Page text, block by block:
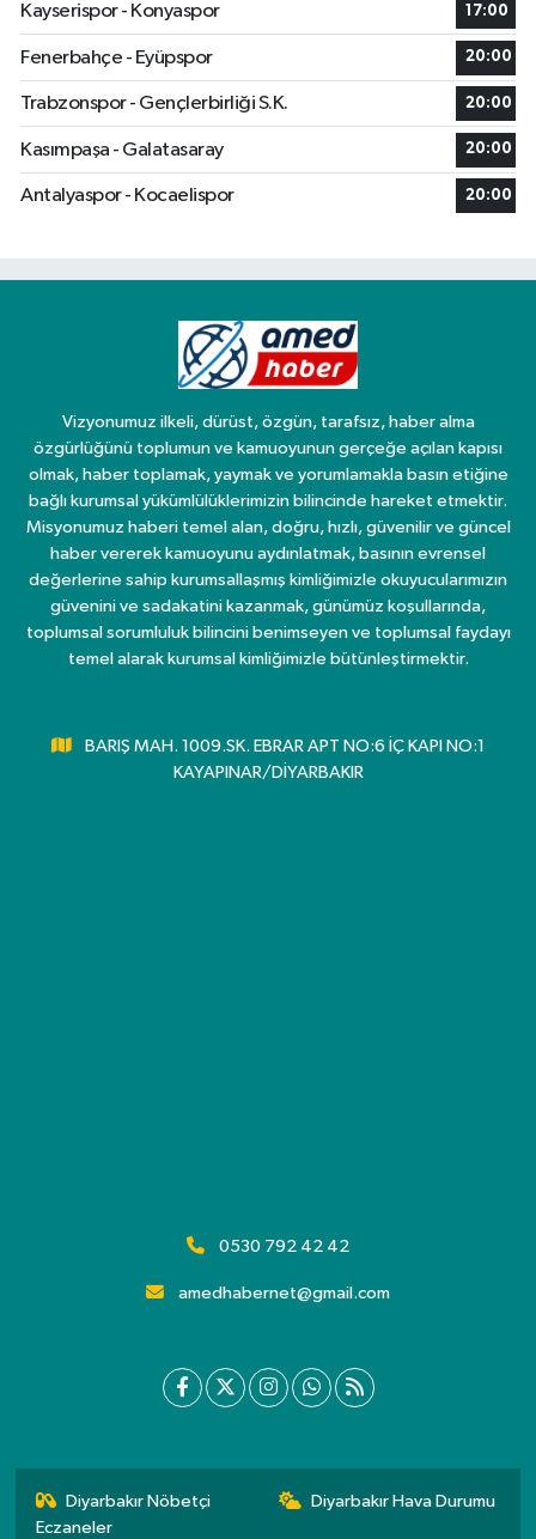
Kayserispor - Konyaspor
17:00
Fenerbahçe - Eyüpspor 20:00
Trabzonspor - Gençlerbirliği S.K. 20:00
Kasımpaşa - Galatasaray 20:00
Antalyaspor - Kocaelispor 20:00
Vizyonumuz ilkeli, dürüst, özgün, tarafsız, haber alma
özgürlüğünü toplumun ve kamuoyunun gerçeğe açılan kapısı
olmak, haber toplamak, yaymak ve yorumlamakla basın etiğine
bağlı kurumsal yükümlülüklerimizin bilincinde hareket etmektir.
Misyonumuz haberi temel alan, doğru, hızlı, güvenilir ve güncel
haber vererek kamuoyunu aydınlatmak, basının evrensel
değerlerine sahip kurumsallaşmış kimliğimizle okuyucularımızın
güvenini ve sadakatini kazanmak, günümüz koşullarında,
toplumsal sorumluluk bilincini benimseyen ve toplumsal faydayı
temel alarak kurumsal kimliğimizle bütünleştirmektir.
BARIŞ MAH. 1009.SK. EBRAR APT NO:6 İÇ KAPI NO:1
KAYAPINAR/DİYARBAKIR
0530 792 42 42
amedhabernet@gmail.com
Diyarbakır Nöbetçi
Eczaneler
Diyarbakır Hava Durumu